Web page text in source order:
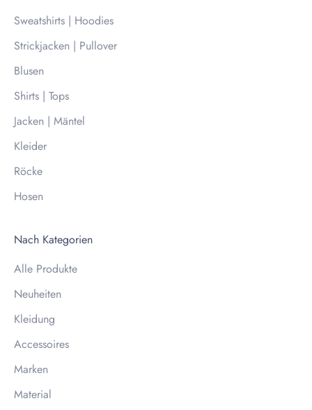
Sweatshirts | Hoodies
Strickjacken | Pullover
Blusen
Shirts | Tops
Jacken | Mäntel
Kleider
Röcke
Hosen
Nach Kategorien
Alle Produkte
Neuheiten
Kleidung
Accessoires
Marken
Material